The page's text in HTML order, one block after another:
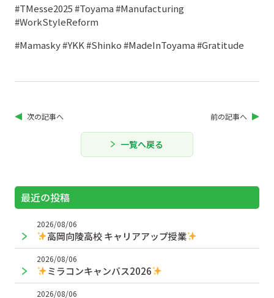
#TMesse2025 #Toyama #Manufacturing
#WorkStyleReform
#Mamasky #YKK #Shinko #MadeInToyama #Gratitude
前の記事へ
次の記事へ
一覧へ戻る
最近の投稿
高岡向陵高校 キャリアアップ授業
2026/08/06
ミラコンキャンバス2026
2026/08/06
2026/08/06